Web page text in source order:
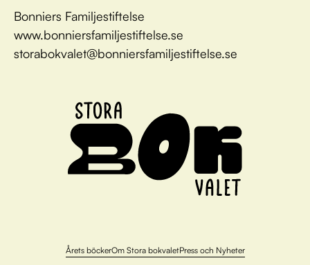
Bonniers Familjestiftelse
www.bonniersfamiljestiftelse.se
storabokvalet@bonniersfamiljestiftelse.se
Årets böckerOm Stora bokvaletPress och Nyheter